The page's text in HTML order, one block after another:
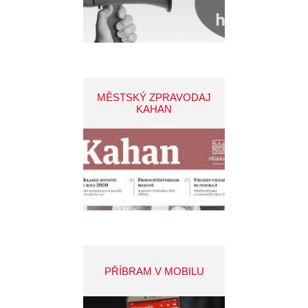
MĚSTSKÝ ZPRAVODAJ
KAHAN
PŘÍBRAM V MOBILU